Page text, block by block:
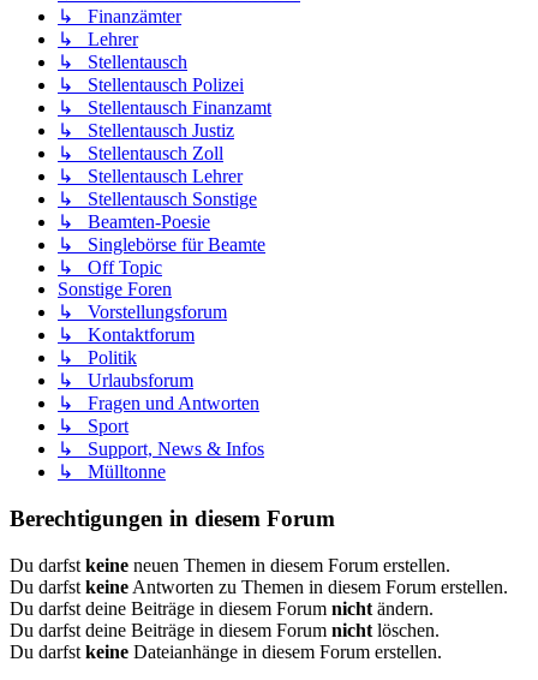
↳ Finanzämter
↳ Lehrer
↳ Stellentausch
↳ Stellentausch Polizei
↳ Stellentausch Finanzamt
↳ Stellentausch Justiz
↳ Stellentausch Zoll
↳ Stellentausch Lehrer
↳ Stellentausch Sonstige
↳ Beamten-Poesie
↳ Singlebörse für Beamte
↳ Off Topic
Sonstige Foren
↳ Vorstellungsforum
↳ Kontaktforum
↳ Politik
↳ Urlaubsforum
↳ Fragen und Antworten
↳ Sport
↳ Support, News & Infos
↳ Mülltonne
Berechtigungen in diesem Forum
Du darfst keine neuen Themen in diesem Forum erstellen.
Du darfst keine Antworten zu Themen in diesem Forum erstellen.
Du darfst deine Beiträge in diesem Forum nicht ändern.
Du darfst deine Beiträge in diesem Forum nicht löschen.
Du darfst keine Dateianhänge in diesem Forum erstellen.